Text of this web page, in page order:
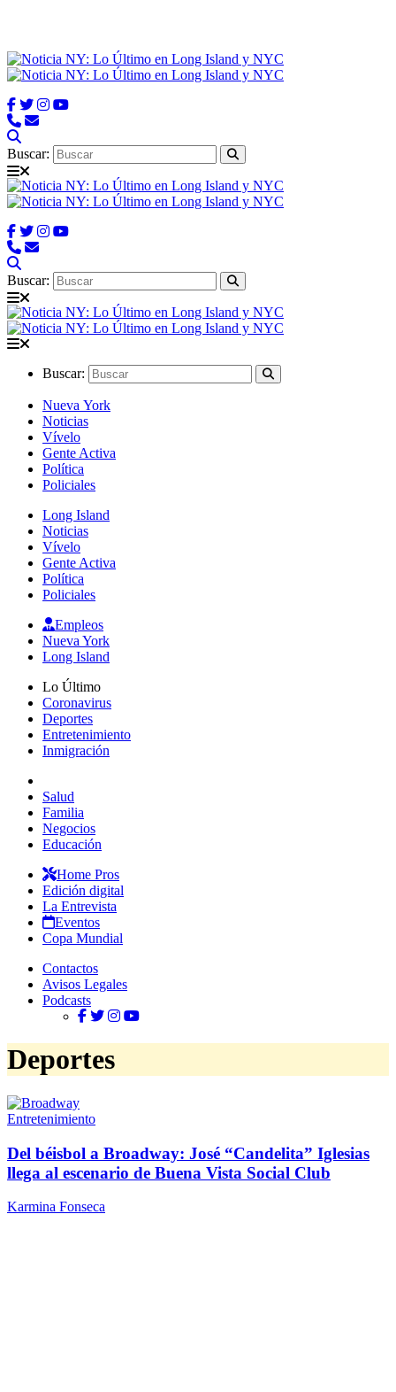
Buscar:
Buscar:
Buscar:
Nueva York
Noticias
Vívelo
Gente Activa
Política
Policiales
Long Island
Noticias
Vívelo
Gente Activa
Política
Policiales
Empleos
Nueva York
Long Island
Lo Último
Coronavirus
Deportes
Entretenimiento
Inmigración
Salud
Familia
Negocios
Educación
Home Pros
Edición digital
La Entrevista
Eventos
Copa Mundial
Contactos
Avisos Legales
Podcasts
Deportes
Entretenimiento
Del béisbol a Broadway: José “Candelita” Iglesias
llega al escenario de Buena Vista Social Club
Karmina Fonseca